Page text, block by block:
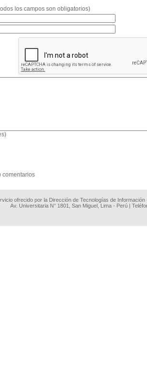
los campos son obligatorios)
comentarios
ofrecido por la Dirección de Tecnologías de
Av. Universitaria N° 1801, San Miguel, Lima - Perú |